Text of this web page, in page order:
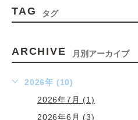
TAG タグ
ARCHIVE 月別アーカイブ
2026年 (10)
2026年7月 (1)
2026年6月 (3)